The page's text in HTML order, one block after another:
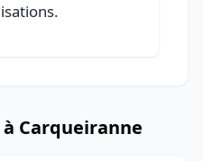
Carqueiranne